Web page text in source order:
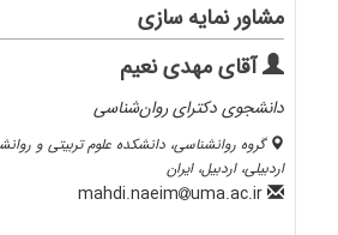
مشاور نمایه سازی
آقای مهدی نعیم
دانشجوی دکترای روان‌شناسی
گروه روانشناسی، دانشکده علوم تربیتی و
اردبیلی، اردبیل، ایران
uma.ac.ir